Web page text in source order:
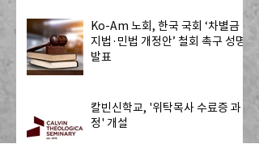
Ko-Am 노회, 한국 국회 ‘차별금
지법·민법 개정안’ 철회 촉구 성명
발표
칼빈신학교, '위탁목사 수료증 과
정' 개설